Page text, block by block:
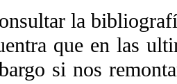
la
que en las
si nos